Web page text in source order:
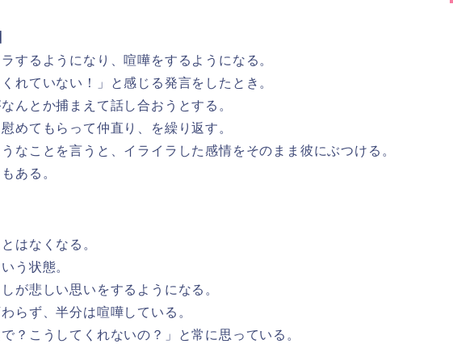
するようになり、喧嘩をするようになる。
れていない！」と感じる発言をしたとき。
んとか捕まえて話し合おうとする。
めてもらって仲直り、を繰り返す。
なことを言うと、イライラした感情をそのまま彼にぶつける。
ある。
はなくなる。
う状態。
が悲しい思いをするようになる。
らず、半分は喧嘩している。
？こうしてくれないの？」と常に思っている。